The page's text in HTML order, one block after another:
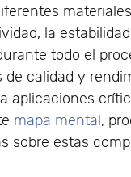
la
todo el
calidad y
aplicaciones
mapa mental ,
sobre estas